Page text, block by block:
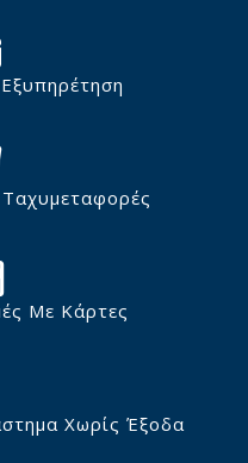
Με Κάρτες
Χωρίς Έξοδα